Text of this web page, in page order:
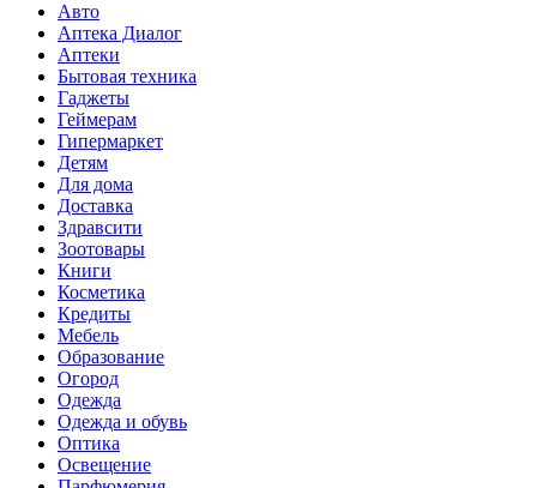
Авто
Аптека Диалог
Аптеки
Бытовая техника
Гаджеты
Геймерам
Гипермаркет
Детям
Для дома
Доставка
Здравсити
Зоотовары
Книги
Косметика
Кредиты
Мебель
Образование
Огород
Одежда
Одежда и обувь
Оптика
Освещение